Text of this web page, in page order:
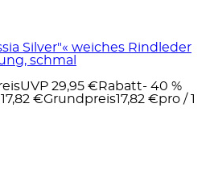
Silver"« weiches Rindleder
schmal
UVP 29,95 € Rabatt- 40 %
17,82 €Grundpreis17,82 €pro / 1